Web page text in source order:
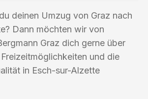
deinen Umzug von Graz nach
Dann möchten wir von
Graz dich gerne über
und die
in Esch-sur-Alzette